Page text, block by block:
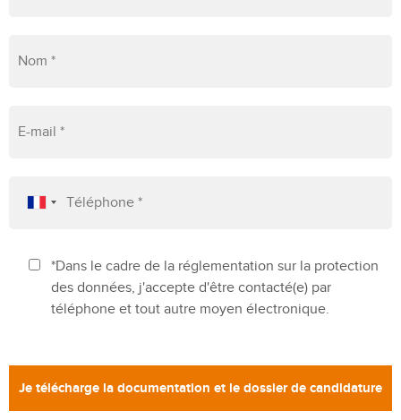
*Dans le cadre de la réglementation sur la protection
des données, j'accepte d'être contacté(e) par
téléphone et tout autre moyen électronique.